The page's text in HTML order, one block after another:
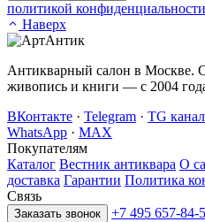
политикой конфиденциальности
Наверх
Антикварный салон в Москве.
живопись и книги — с 2004
ВКонтакте · Telegram · TG канал
WhatsApp · MAX
Покупателям
Каталог Вестник антиквара О
доставка Гарантии Политика
Связь
Заказать звонок +7 495 657-84-